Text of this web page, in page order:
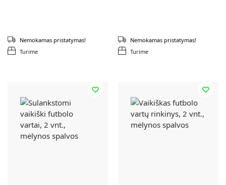
Turime
Nemokamas pristatymas!
Turime
Nemokamas pristatymas!